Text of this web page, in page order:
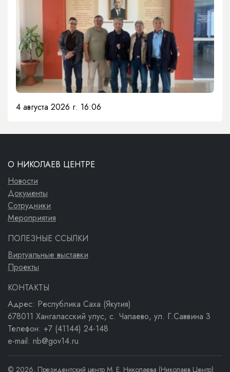
4 августа 2026 г. 16:06
О НИКОЛАЕВ ЦЕНТРЕ
Новости
Документы
Сотрудники
Мероприятия
ПОЛЕЗНЫЕ ССЫЛКИ
Виртуальные выставки
Проекты
КОНТАКТЫ
Адрес: Республика Саха (Якутия)
678011 Хангаласский улус, с. Чапаево, ул. Г.Саввина 3
Телефон: +7 (41144) 24-148
e-mail: nb@gov14.ru
© 2026, Президентский центр М. Е. Николаева (Николаев Центр)